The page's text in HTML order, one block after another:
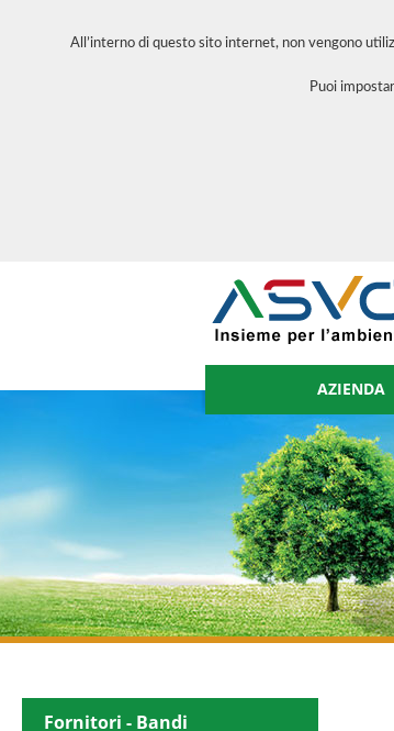
All’interno di questo sito internet, non vengono
Puoi
AZIENDA
Fornitori - Bandi